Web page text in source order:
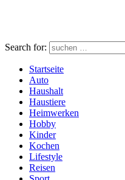
Search for:
Startseite
Auto
Haushalt
Haustiere
Heimwerken
Hobby
Kinder
Kochen
Lifestyle
Reisen